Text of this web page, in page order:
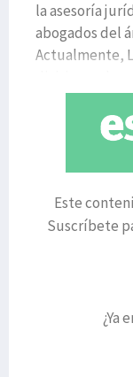
la asesoría
abogados del
Actualmente,
Este
Suscríbete
¿Ya